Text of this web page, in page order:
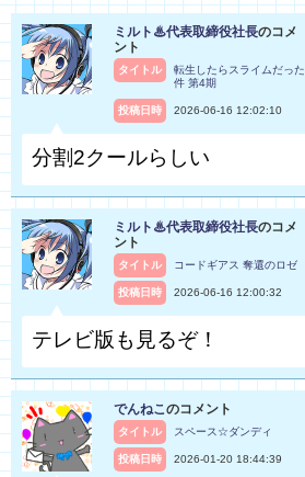
ミルト♨代表取締役社長のコメ
ント
タイトル
転生したらスライムだった
件 第4期
投稿日時 2026-06-16 12:02:10
分割2クールらしい
ミルト♨代表取締役社長のコメ
ント
タイトル コードギアス 奪還のロゼ
投稿日時 2026-06-16 12:00:32
テレビ版も見るぞ！
でんねこのコメント
タイトル スペース☆ダンディ
投稿日時 2026-01-20 18:44:39